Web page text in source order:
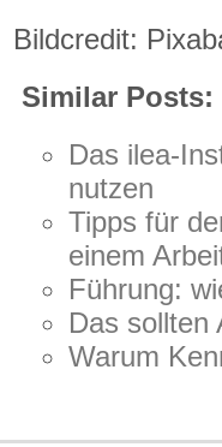
Bildcredit:
Similar Posts:
Das ilea-
nutzen
Tipps für
einem
Führung:
Das sollten
Warum